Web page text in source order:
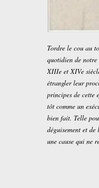
Tordre le cou au
quotidien de notre
XIIIe et XIVe
étrangler leur
principes de cette
tôt comme un
bien fait. Telle
déguisement et
une cause qui ne